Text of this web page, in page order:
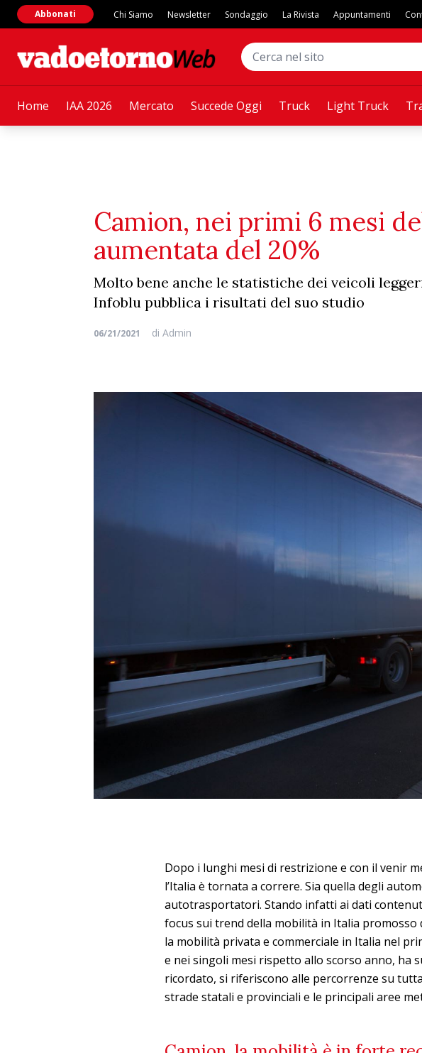
Home IAA 2026 Mercato Succede Oggi Truck Light Truck
Abbonati Chi Siamo Newsletter Sondaggio La Rivista Appuntamenti
Camion, nei primi 6 mesi
aumentata del 20%
Molto bene anche le statistiche dei veicoli
Infoblu pubblica i risultati del suo studio
06/21/2021 di Admin
Dopo i lunghi mesi di restrizione e con il venir
l’Italia è tornata a correre. Sia quella degli
autotrasportatori. Stando infatti ai dati
focus sui trend della mobilità in Italia promosso
la mobilità privata e commerciale in Italia nel
e nei singoli mesi rispetto allo scorso anno, ha
ricordato, si riferiscono alle percorrenze su
strade statali e provinciali e le principali aree